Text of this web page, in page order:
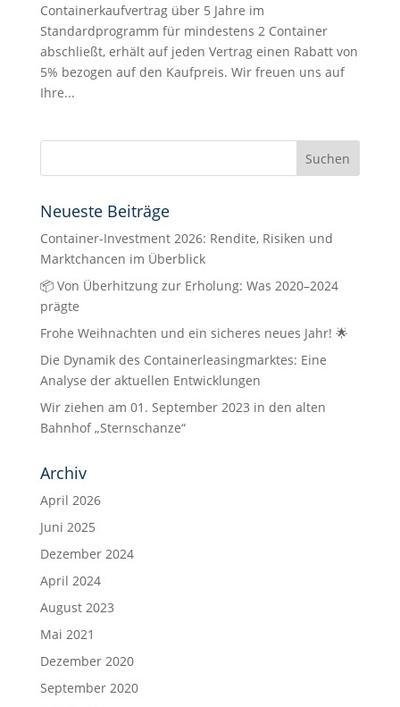
Containerkaufvertrag über 5 Jahre im
Standardprogramm für mindestens 2 Container
abschließt, erhält auf jeden Vertrag einen Rabatt von
5% bezogen auf den Kaufpreis. Wir freuen uns auf
Ihre...
Neueste Beiträge
Container-Investment 2026: Rendite, Risiken und
Marktchancen im Überblick
📦 Von Überhitzung zur Erholung: Was 2020–2024
prägte
Frohe Weihnachten und ein sicheres neues Jahr! 🌟
Die Dynamik des Containerleasingmarktes: Eine
Analyse der aktuellen Entwicklungen
Wir ziehen am 01. September 2023 in den alten
Bahnhof „Sternschanze“
Archiv
April 2026
Juni 2025
Dezember 2024
April 2024
August 2023
Mai 2021
Dezember 2020
September 2020